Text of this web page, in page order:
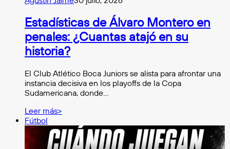
Estadísticas de Álvaro Montero en
penales: ¿Cuantas atajó en su
historia?
El Club Atlético Boca Juniors se alista para afrontar una
instancia decisiva en los playoffs de la Copa
Sudamericana, donde…
Leer más>
Fútbol